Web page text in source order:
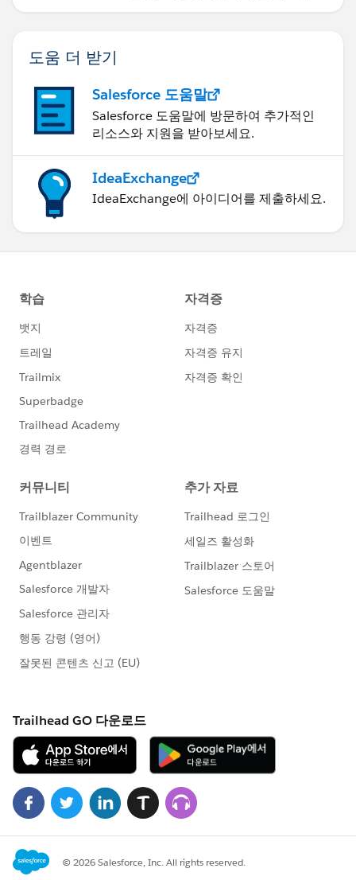
도움 더 받기
Salesforce 도움말
Salesforce 도움말에 방문하여 추가적인
리소스와 지원을 받아보세요.
IdeaExchange
IdeaExchange에 아이디어를 제출하세요.